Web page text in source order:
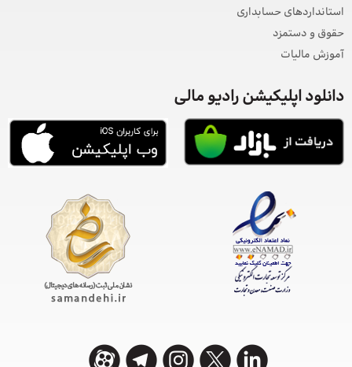
استانداردهای حسابداری
حقوق و دستمزد
آموزش مالیات
دانلود اپلیکیشن رادیو مالی